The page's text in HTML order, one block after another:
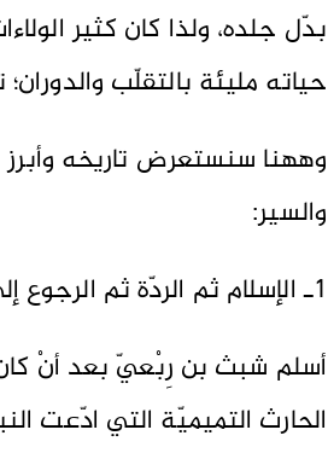
بدّل جلده، ولذا كان كثير
حياته مليئة بالتقلّب
وههنا سنستعرض تاريخه وأبرز
والسير:
1ـ الإسلام ثم الردّة ثم الرجوع إلى الإسلام:
أسلم شبث بن رِبْعيّ بعد أنْ
الحارث التميميّة التي ادّعت